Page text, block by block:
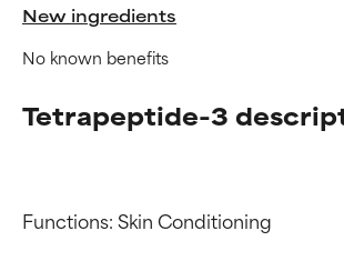
New ingredients
No known benefits
Tetrapeptide-3
Functions: Skin Conditioning